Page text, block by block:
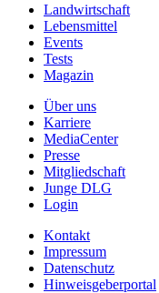
Landwirtschaft
Lebensmittel
Events
Tests
Magazin
Über uns
Karriere
MediaCenter
Presse
Mitgliedschaft
Junge DLG
Login
Kontakt
Impressum
Datenschutz
Hinweisgeberportal